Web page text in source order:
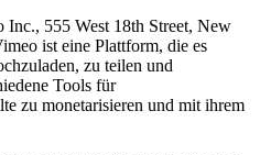
555 West 18th Street, New
ist eine Plattform, die es
zu teilen und
Tools für
zu monetarisieren und mit ihrem